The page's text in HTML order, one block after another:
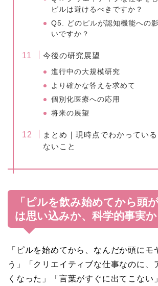
ピルは避けるべきですか？
Q5. どのピルが認知機能への
いですか？
今後の研究展望
進行中の大規模研究
より確かな答えを求めて
個別化医療への応用
将来の展望
まとめ｜現時点でわかってい
ないこと
「ピルを飲み始めてから頭
は思い込みか、科学的事実か
「ピルを始めてから、なんだか頭にモ
う」「クリエイティブな仕事なのに、
くなった」「言葉がすぐに出てこない